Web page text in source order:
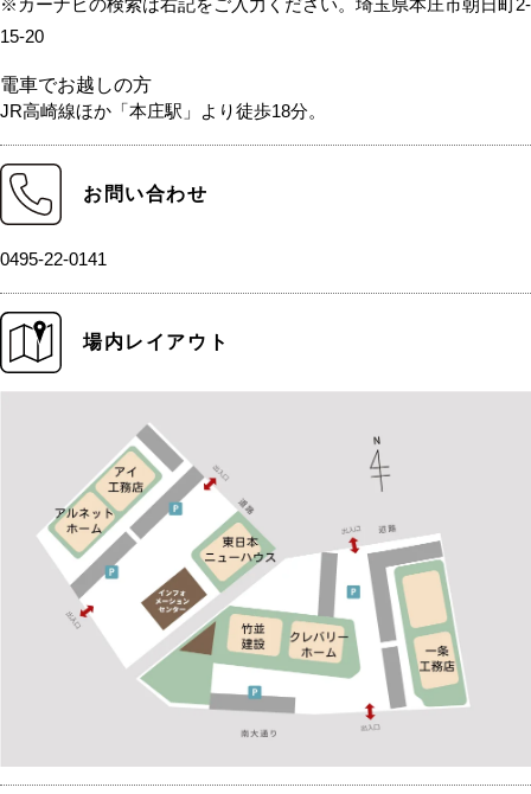
※カーナビの検索は右記をご入力ください。埼玉県本庄市朝日町2-
15-20
電車でお越しの方
JR高崎線ほか「本庄駅」より徒歩18分。
お問い合わせ
0495-22-0141
場内レイアウト